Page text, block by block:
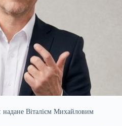
Віталієм Михайловим